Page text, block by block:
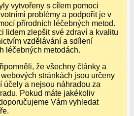
vytvořeny s cílem pomoci
problémy a podpořit je v
přírodních léčebných metod.
lidem zlepšit své zdraví a kvalitu
vzdělávání a sdílení
léčebných metodách.
že všechny články a
stránkách jsou určeny
účely a nejsou náhradou za
Pokud máte jakékoliv
Vám vyhledat